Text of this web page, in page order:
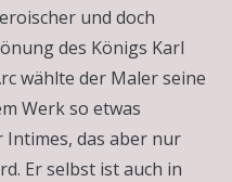
und doch
des Königs Karl
wählte der Maler seine
Werk so etwas
Intimes, das aber nur
Er selbst ist auch in